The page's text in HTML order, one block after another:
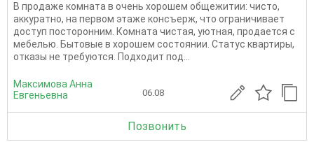
В продаже комната в очень хорошем общежитии: чисто,
аккуратно, на первом этаже консъерж, что ограничивает
доступ посторонним. Комната чистая, уютная, продается с
мебелью. Бытовые в хорошем состоянии. Статус квартиры,
отказы не требуются. Подходит под...
Максимова Анна
Евгеньевна
06.08
Позвонить